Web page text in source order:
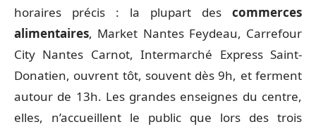
horaires précis : la plupart des commerces
alimentaires, Market Nantes Feydeau, Carrefour
City Nantes Carnot, Intermarché Express Saint-
Donatien, ouvrent tôt, souvent dès 9h, et ferment
autour de 13h. Les grandes enseignes du centre,
elles, n’accueillent le public que lors des trois